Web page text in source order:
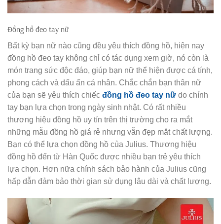
Đồng hồ đeo tay nữ
Bất kỳ bạn nữ nào cũng đều yêu thích đồng hồ, hiện nay
đồng hồ đeo tay không chỉ có tác dụng xem giờ, nó còn là
món trang sức độc đáo, giúp bạn nữ thể hiện được cá tính,
phong cách và dấu ấn cá nhân. Chắc chắn bạn thân nữ
của bạn sẽ yêu thích chiếc đồng hồ đeo tay nữ do chính
tay bạn lựa chọn trong ngày sinh nhật. Có rất nhiều
thương hiệu đồng hồ uy tín trên thị trường cho ra mắt
những mẫu đồng hồ giá rẻ nhưng vẫn đẹp mắt chất lượng.
Bạn có thể lựa chọn đồng hồ của Julius. Thương hiệu
đồng hồ đến từ Hàn Quốc được nhiều bạn trẻ yêu thích
lựa chọn. Hơn nữa chính sách bảo hành của Julius cũng
hấp dẫn đảm bảo thời gian sử dụng lâu dài và chất lượng.